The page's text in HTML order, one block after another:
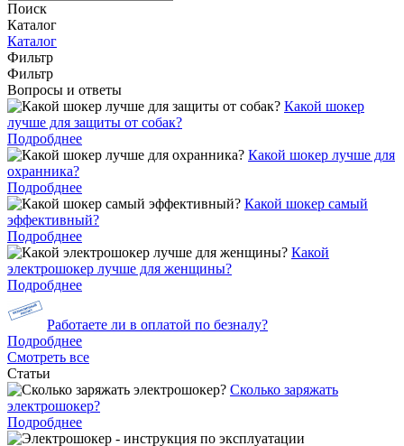
Поиск
Каталог
Каталог
Фильтр
Фильтр
Вопросы и ответы
Какой шокер
лучше для защиты от собак?
Подробднее
Какой шокер лучше для
охранника?
Подробднее
Какой шокер самый
эффективный?
Подробднее
Какой
электрошокер лучше для женщины?
Подробднее
Работаете ли в оплатой по безналу?
Подробднее
Смотреть все
Статьи
Cколько заряжать
электрошокер?
Подробднее